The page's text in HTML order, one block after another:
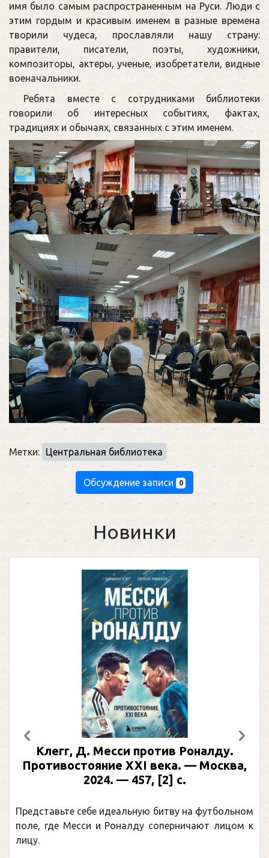
имя было самым распространенным на Руси. Люди с
этим гордым и красивым именем в разные времена
творили чудеса, прославляли нашу страну:
правители, писатели, поэты, художники,
композиторы, актеры, ученые, изобретатели, видные
военачальники.
Ребята вместе с сотрудниками библиотеки
говорили об интересных событиях, фактах,
традициях и обычаях, связанных с этим именем.
Метки: Центральная библиотека
Обсуждение записи 0
Новинки
Клегг, Д. Месси против Роналду.
Противостояние XXI века. — Москва,
2024. — 457, [2] с.
Представьте себе идеальную битву на футбольном
поле, где Месси и Роналду соперничают лицом к
лицу.
Предыдущий